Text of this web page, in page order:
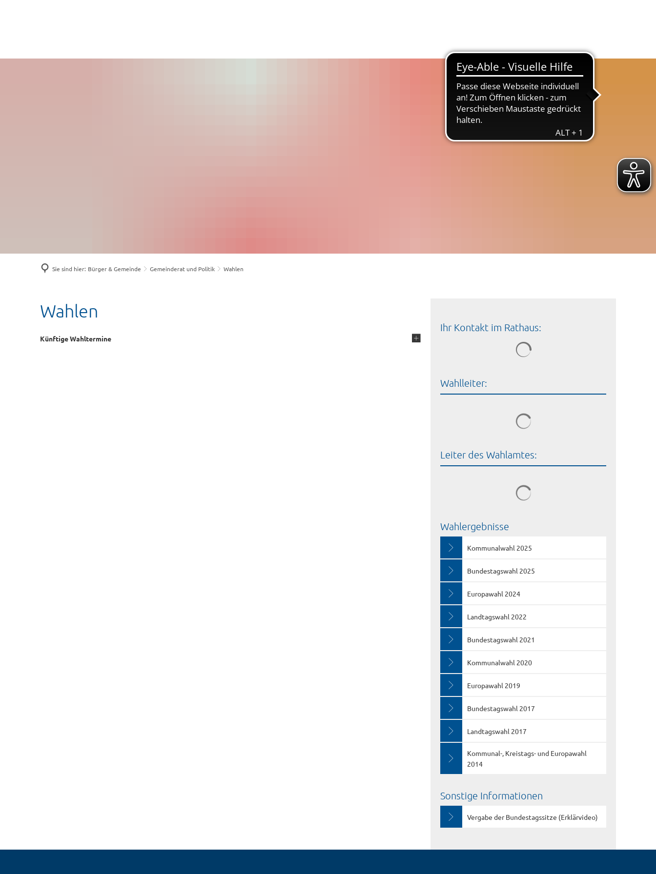
Sie sind hier: Bürger & Gemeinde Gemeinderat und Politik Wahlen
WahlenWahlen
Künftige Wahltermine
Ihr Kontakt im Rathaus:
Wahlleiter:
Leiter des Wahlamtes:
Wahlergebnisse
Kommunalwahl 2025
Bundestagswahl 2025
Europawahl 2024
Landtagswahl 2022
Bundestagswahl 2021
Kommunalwahl 2020
Europawahl 2019
Bundestagswahl 2017
Landtagswahl 2017
Kommunal-, Kreistags- und Europawahl
2014
Sonstige Informationen
Vergabe der Bundestagssitze (Erklärvideo)